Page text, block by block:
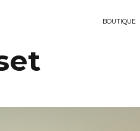
BOUTIQUE